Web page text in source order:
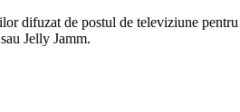
difuzat de postul de televiziune
Jelly Jamm.